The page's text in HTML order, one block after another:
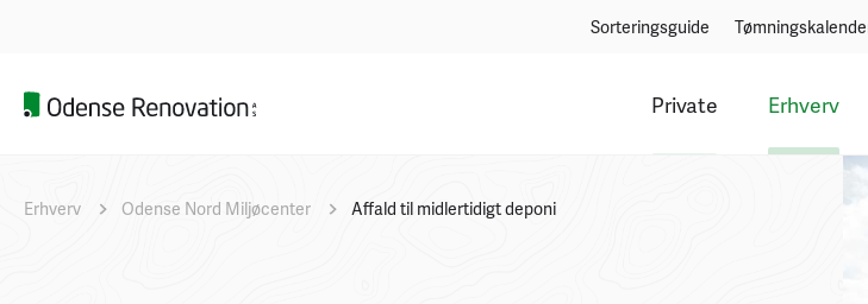
Sorteringsguide
Private Erhverv
Erhverv Odense Nord Miljøcenter Affald til midlertidigt deponi